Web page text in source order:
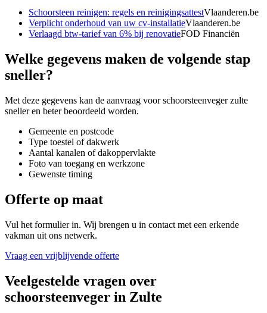
Schoorsteen reinigen: regels en reinigingsattestVlaanderen.be
Verplicht onderhoud van uw cv-installatieVlaanderen.be
Verlaagd btw-tarief van 6% bij renovatieFOD Financiën
Welke gegevens maken de volgende stap
sneller?
Met deze gegevens kan de aanvraag voorschoorsteenveger zulte
sneller en beter beoordeeld worden.
Gemeente en postcode
Type toestel of dakwerk
Aantal kanalen of dakoppervlakte
Foto van toegang en werkzone
Gewenste timing
Offerte op maat
Vul het formulier in. Wij brengen u in contact met een erkende
vakman uit ons netwerk.
Vraag een vrijblijvende offerte
Veelgestelde vragen over
schoorsteenveger in Zulte